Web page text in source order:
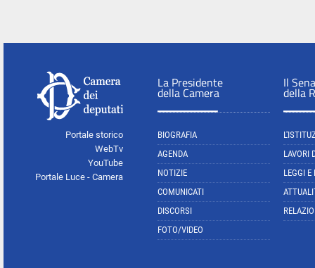
Portale storico
WebTv
YouTube
Portale Luce - Camera
La Presidente
della Camera
BIOGRAFIA
AGENDA
NOTIZIE
COMUNICATI
DISCORSI
FOTO/VIDEO
Il
della
LAVORI
LEGGI E